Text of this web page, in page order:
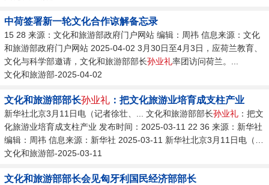
中荷签署新一轮文化合作谅解备忘录
15 28 来源：文化和旅游部政府门户网站 编辑：周祎 信息来源：文化
和旅游部政府门户网站 2025-04-02 3月30日至4月3日，应荷兰教育、
文化与科学部邀请，文化和旅游部部长孙业礼率团访问荷兰。...
文化和旅游部-2025-04-02
文化和旅游部部长孙业礼 ：把文化旅游业培育成支柱产业
新华社北京3月11日电（记者徐壮、... 文化和旅游部部长孙业礼 ：把文
化旅游业培育成支柱产业 发布时间：2025-03-11 22 36 来源：新华社
编辑：周祎 信息来源：新华社 2025-03-11 新华社北京3月11日电（记
者徐壮、王思北）文化和旅游部部长
可为。...
文化和旅游部-2025-03-11
文化和旅游部部长会见匈牙利国民经济部部长